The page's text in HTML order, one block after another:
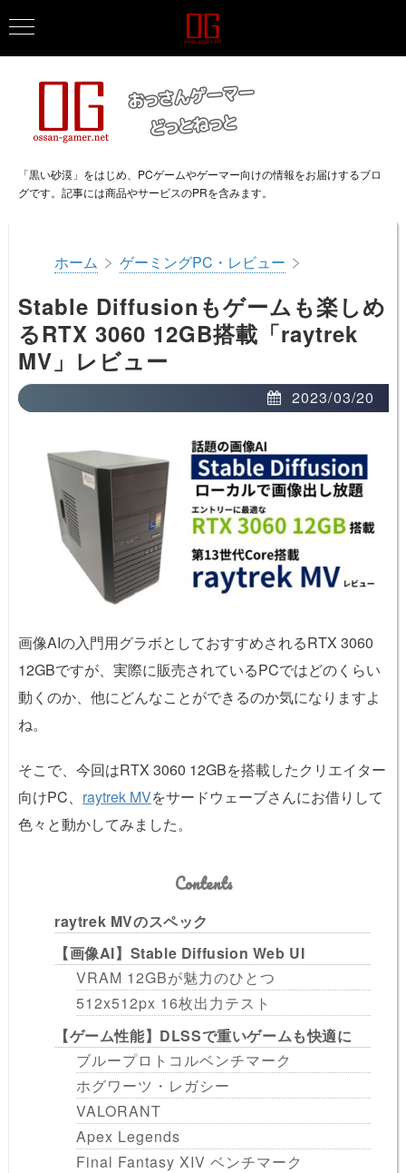
「黒い砂漠」をはじめ、PCゲームやゲーマー向けの情報をお届けするブロ
グです。記事には商品やサービスのPRを含みます。
ホーム > ゲーミングPC・レビュー >
Stable Diffusionもゲームも楽しめ
るRTX 3060 12GB搭載「raytrek
MV」レビュー
2023/03/20
画像AIの入門用グラボとしておすすめされるRTX 3060
12GBですが、実際に販売されているPCではどのくらい
動くのか、他にどんなことができるのか気になりますよ
ね。
そこで、今回はRTX 3060 12GBを搭載したクリエイター
向けPC、 raytrek MVをサードウェーブさんにお借りして
色々と動かしてみました。
Contents
raytrek MVのスペック
【画像AI】Stable Diffusion Web UI
VRAM 12GBが魅力のひとつ
512x512px 16枚出力テスト
【ゲーム性能】DLSSで重いゲームも快適に
ブループロトコルベンチマーク
ホグワーツ・レガシー
VALORANT
Apex Legends
Final Fantasy XIV ベンチマーク